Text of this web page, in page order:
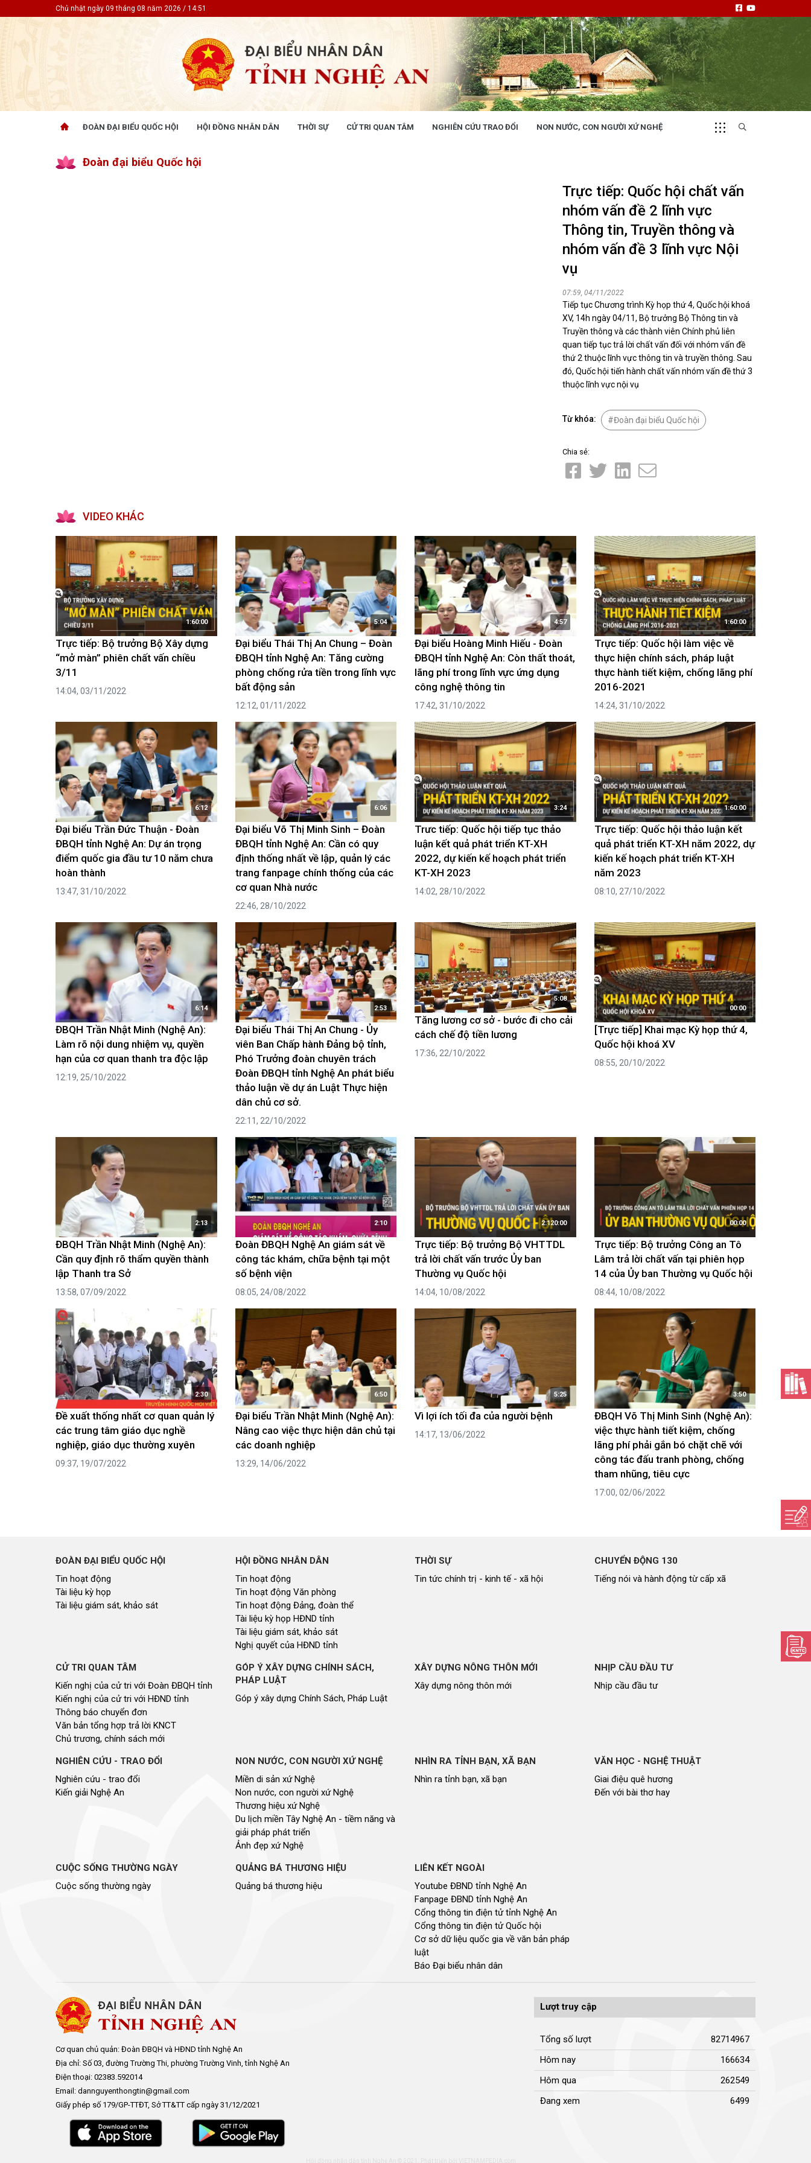
Chủ nhật ngày 09 tháng 08 năm 2026 / 14:51
ĐOÀN ĐẠI BIỂU QUỐC HỘI HỘI ĐỒNG NHÂN DÂN THỜI SỰ CỬ TRI QUAN TÂM NGHIÊN CỨU TRAO ĐỔI NON NƯỚC, CON NGƯỜI XỨ NGHỆ
Tin hoạt động
NHỊP CẦU ĐẦU TƯ
VĂN HỌC - NGHỆ THUẬT
Giai điệu quê hương
Đến với bài thơ hay
luật
Báo Đại biểu nhân dân
Đoàn đại biểu Quốc hội
Trực tiếp: Quốc hội chất vấn
nhóm vấn đề 2 lĩnh vực
Thông tin, Truyền thông và
nhóm vấn đề 3 lĩnh vực Nội
vụ
07:59, 04/11/2022
Tiếp tục Chương trình Kỳ họp thứ 4, Quốc hội khoá
XV, 14h ngày 04/11, Bộ trưởng Bộ Thông tin và
Truyền thông và các thành viên Chính phủ liên
quan tiếp tục trả lời chất vấn đối với nhóm vấn đề
thứ 2 thuộc lĩnh vực thông tin và truyền thông. Sau
đó, Quốc hội tiến hành chất vấn nhóm vấn đề thứ 3
thuộc lĩnh vực nội vụ
Từ khóa: Đoàn đại biểu Quốc hội
Chia sẻ:
VIDEO KHÁC
1:60:00
Trực tiếp: Bộ trưởng Bộ Xây dựng
“mở màn” phiên chất vấn chiều
3/11
14:04, 03/11/2022
5:04
Đại biểu Thái Thị An Chung – Đoàn
ĐBQH tỉnh Nghệ An: Tăng cường
phòng chống rửa tiền trong lĩnh vực
bất động sản
12:12, 01/11/2022
4:57
Đại biểu Hoàng Minh Hiếu - Đoàn
ĐBQH tỉnh Nghệ An: Còn thất thoát,
lãng phí trong lĩnh vực ứng dụng
công nghệ thông tin
17:42, 31/10/2022
1:60:00
Trực tiếp: Quốc hội làm việc về
thực hiện chính sách, pháp luật
thực hành tiết kiệm, chống lãng phí
2016-2021
14:24, 31/10/2022
6:12
Đại biểu Trần Đức Thuận - Đoàn
ĐBQH tỉnh Nghệ An: Dự án trọng
điểm quốc gia đầu tư 10 năm chưa
hoàn thành
13:47, 31/10/2022
6:06
Đại biểu Võ Thị Minh Sinh – Đoàn
ĐBQH tỉnh Nghệ An: Cần có quy
định thống nhất về lập, quản lý các
trang fanpage chính thống của các
cơ quan Nhà nước
22:46, 28/10/2022
3:24
Trưc tiếp: Quốc hội tiếp tục thảo
luận kết quả phát triển KT-XH
2022, dự kiến kế hoạch phát triển
KT-XH 2023
14:02, 28/10/2022
1:60:00
Trực tiếp: Quốc hội thảo luận kết
quả phát triển KT-XH năm 2022, dự
kiến kế hoạch phát triển KT-XH
năm 2023
08:10, 27/10/2022
6:14
ĐBQH Trần Nhật Minh (Nghệ An):
Làm rõ nội dung nhiệm vụ, quyền
hạn của cơ quan thanh tra độc lập
12:19, 25/10/2022
2:53
Đại biểu Thái Thị An Chung - Ủy
viên Ban Chấp hành Đảng bộ tỉnh,
Phó Trưởng đoàn chuyên trách
Đoàn ĐBQH tỉnh Nghệ An phát biểu
thảo luận về dự án Luật Thực hiện
dân chủ cơ sở.
22:11, 22/10/2022
5:08
Tăng lương cơ sở - bước đi cho cải
cách chế độ tiền lương
17:36, 22/10/2022
00:00
[Trực tiếp] Khai mạc Kỳ họp thứ 4,
Quốc hội khoá XV
08:55, 20/10/2022
2:13
ĐBQH Trần Nhật Minh (Nghệ An):
Cần quy định rõ thẩm quyền thành
lập Thanh tra Sở
13:58, 07/09/2022
2:10
Đoàn ĐBQH Nghệ An giám sát về
công tác khám, chữa bệnh tại một
số bệnh viện
08:05, 24/08/2022
2:120:00
Trực tiếp: Bộ trưởng Bộ VHTTDL
trả lời chất vấn trước Ủy ban
Thường vụ Quốc hội
14:04, 10/08/2022
00:00
Trực tiếp: Bộ trưởng Công an Tô
Lâm trả lời chất vấn tại phiên họp
14 của Ủy ban Thường vụ Quốc hội
08:44, 10/08/2022
2:30
Đề xuất thống nhất cơ quan quản lý
các trung tâm giáo dục nghề
nghiệp, giáo dục thường xuyên
09:37, 19/07/2022
6:50
Đại biểu Trần Nhật Minh (Nghệ An):
Nâng cao việc thực hiện dân chủ tại
các doanh nghiệp
13:29, 14/06/2022
5:25
Vì lợi ích tối đa của người bệnh
14:17, 13/06/2022
3:50
ĐBQH Võ Thị Minh Sinh (Nghệ An):
việc thực hành tiết kiệm, chống
lãng phí phải gắn bó chặt chẽ với
công tác đấu tranh phòng, chống
tham nhũng, tiêu cực
17:00, 02/06/2022
ĐOÀN ĐẠI BIỂU QUỐC HỘI
Tin hoạt động
Tài liệu kỳ họp
Tài liệu giám sát, khảo sát
HỘI ĐỒNG NHÂN DÂN
Tin hoạt động
Tin hoạt động Văn phòng
Tin hoạt động Đảng, đoàn thể
Tài liệu kỳ họp HĐND tỉnh
Tài liệu giám sát, khảo sát
Nghị quyết của HĐND tỉnh
THỜI SỰ
Tin tức chính trị - kinh tế - xã hội
CHUYỂN ĐỘNG 130
Tiếng nói và hành động từ cấp xã
CỬ TRI QUAN TÂM
Kiến nghị của cử tri với Đoàn ĐBQH tỉnh
Kiến nghị của cử tri với HĐND tỉnh
Thông báo chuyển đơn
Văn bản tổng hợp trả lời KNCT
Chủ trương, chính sách mới
GÓP Ý XÂY DỰNG CHÍNH SÁCH,
PHÁP LUẬT
Góp ý xây dựng Chính Sách, Pháp Luật
XÂY DỰNG NÔNG THÔN MỚI
Xây dựng nông thôn mới
NHỊP CẦU ĐẦU TƯ
Nhịp cầu đầu tư
NGHIÊN CỨU - TRAO ĐỔI
Nghiên cứu - trao đổi
Kiến giải Nghệ An
NON NƯỚC, CON NGƯỜI XỨ NGHỆ
Miền di sản xứ Nghệ
Non nước, con người xứ Nghệ
Thương hiệu xứ Nghệ
Du lịch miền Tây Nghệ An - tiềm năng và
giải pháp phát triển
Ảnh đẹp xứ Nghệ
NHÌN RA TỈNH BẠN, XÃ BẠN
Nhìn ra tỉnh bạn, xã bạn
VĂN HỌC - NGHỆ THUẬT
Giai điệu quê hương
Đến với bài thơ hay
CUỘC SỐNG THƯỜNG NGÀY
Cuộc sống thường ngày
QUẢNG BÁ THƯƠNG HIỆU
Quảng bá thương hiệu
LIÊN KẾT NGOÀI
Youtube ĐBND tỉnh Nghệ An
Fanpage ĐBND tỉnh Nghệ An
Cổng thông tin điện tử tỉnh Nghệ An
Cổng thông tin điện tử Quốc hội
Cơ sở dữ liệu quốc gia về văn bản pháp
luật
Báo Đại biểu nhân dân
Cơ quan chủ quản: Đoàn ĐBQH và HĐND tỉnh Nghệ An
Địa chỉ: Số 03, đường Trường Thi, phường Trường Vinh, tỉnh Nghệ An
Điện thoại: 02383.592014
Email: dannguyenthongtin@gmail.com
Giấy phép số 179/GP-TTĐT, Sở TT&TT cấp ngày 31/12/2021
Lượt truy cập
Tổng số lượt
82714967
Hôm nay
166634
Hôm qua
262549
Đang xem
6499